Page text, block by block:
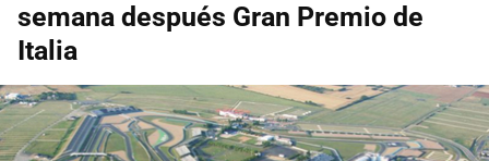
semana después Gran Premio de
Italia